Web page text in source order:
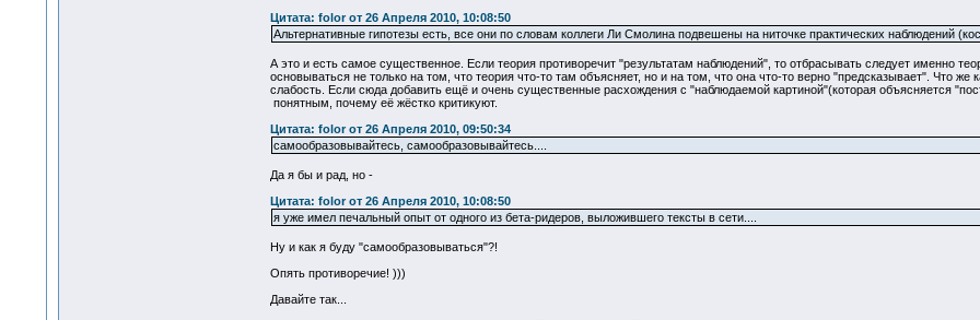
Цитата: folor от 26 Апреля 2010, 10:08:50
Альтернативные гипотезы есть, все они по словам коллеги Ли Смолина подвешены на ниточке практических наблюдений
А это и есть самое существенное. Если теория противоречит "результатам наблюдений", то отбрасывать следует именно
основываться не только на том, что теория что-то там объясняет, но и на том, что она что-то верно "предсказывает". Что
слабость. Если сюда добавить ещё и очень существенные расхождения с "наблюдаемой картиной"(которая объясняется
понятным, почему её жёстко критикуют.
Цитата: folor от 26 Апреля 2010, 09:50:34
самообразовывайтесь, самообразовывайтесь....
Да я бы и рад, но -
Цитата: folor от 26 Апреля 2010, 10:08:50
я уже имел печальный опыт от одного из бета-ридеров, выложившего тексты в сети....
Ну и как я буду "самообразовываться"?!
Опять противоречие! )))
Давайте так...